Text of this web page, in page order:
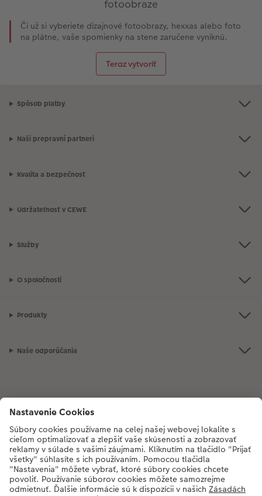
fotoobraze
Či už si vyberiete dizajnové fotoobrazy, hexxas alebo foto
na plátne, vaše spomienky na stene zaručene vyniknú.
Teraz vytvoriť
Spôsob platby
Naši prepravní partneri
Kvalita a bezpečnosť
Udržateľnosť v CEWE
Služby
O spoločnosti
Produkty
Naše odporúčania
Ak máte akékoľvek otázky týkajúce sa produktov alebo objednávok,
neváhajte a zavolajte nám:02/6820 4415[Po - Pia: 8:30 - 17:00 h]